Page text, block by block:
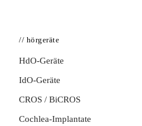
// hörgeräte
HdO-Geräte
IdO-Geräte
CROS / BiCROS
Cochlea-Implantate